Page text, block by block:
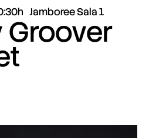
Jamboree Sala 1
Groover